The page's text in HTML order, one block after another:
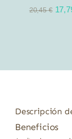
20,45€ El
Descripción
Beneficios